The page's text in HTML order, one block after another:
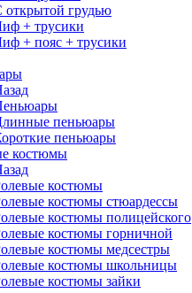
открытой грудью
+ трусики
+ пояс + трусики
пеньюары
пеньюары
костюмы
костюмы
костюмы стюардессы
костюмы полицейского
костюмы горничной
костюмы медсестры
костюмы школьницы
костюмы зайки